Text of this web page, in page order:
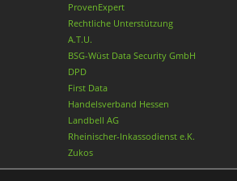
ProvenExpert
Rechtliche Unterstützung
A.T.U.
BSG-Wüst Data Security GmbH
DPD
First Data
Handelsverband Hessen
Landbell AG
Rheinischer-Inkassodienst e.K.
Zukos